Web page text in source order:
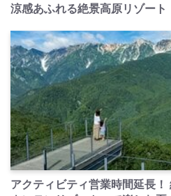
涼感あふれる絶景高原リゾート
アクティビティ営業時間延長